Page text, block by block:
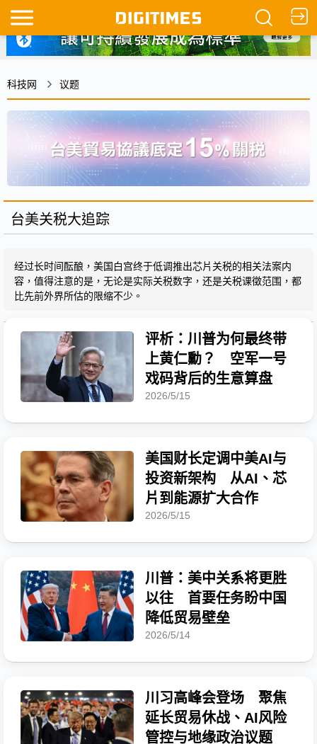
科技网 议题
台美关税大追踪
经过长时间酝酿，美国白宫终于低调推出芯片关税的相关法案内
容，值得注意的是，无论是实际关税数字，还是关税课徵范围，都
比先前外界所估的限缩不少。
评析：川普为何最终带
上黄仁勳？ 空军一号
戏码背后的生意算盘
2026/5/15
美国财长定调中美AI与
投资新架构 从AI、芯
片到能源扩大合作
2026/5/15
川普：美中关系将更胜
以往 首要任务盼中国
降低贸易壁垒
2026/5/14
川习高峰会登场 聚焦
延长贸易休战、AI风险
管控与地缘政治议题